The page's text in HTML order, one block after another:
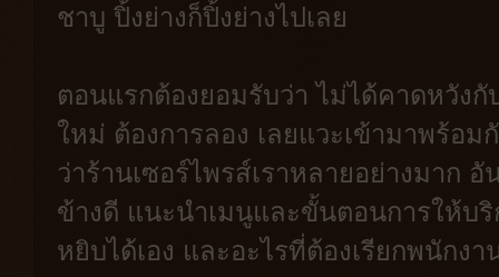
ชาบู ปิ้งย่างก็ปิ้งย่างไปเลย
ตอนแรกต้องยอมรับว่า ไม่ได้คาดหวัง
ใหม่ ต้องการลอง เลยแวะเข้ามาพร้อ
ว่าร้านเซอร์ไพรส์เราหลายอย่างมาก
ข้างดี แนะนำเมนูและขั้นตอนการให้บ
หยิบได้เอง และอะไรที่ต้องเรียกพนักงา